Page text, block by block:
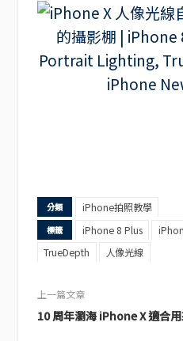
分類 iPhone拍照教學
標籤 iPhone 8 Plus
TrueDepth
人像光線
上一篇文章
10 周年瀏海 iPhone X 適合